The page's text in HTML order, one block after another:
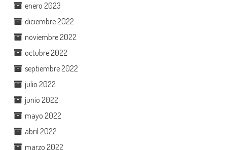
enero 2023
diciembre 2022
noviembre 2022
octubre 2022
septiembre 2022
julio 2022
junio 2022
mayo 2022
abril 2022
marzo 2022